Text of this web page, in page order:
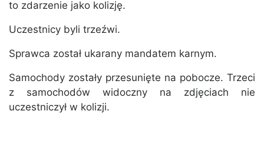
to zdarzenie jako kolizję.
Uczestnicy byli trzeźwi.
Sprawca został ukarany mandatem karnym.
Samochody zostały przesunięte na pobocze. Trzeci
z samochodów widoczny na zdjęciach nie
uczestniczył w kolizji.